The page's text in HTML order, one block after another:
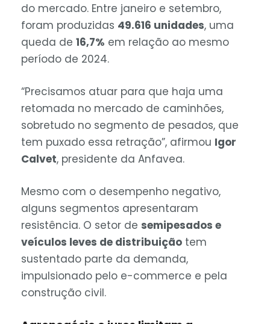
do mercado. Entre janeiro e setembro,
foram produzidas 49.616 unidades, uma
queda de 16,7% em relação ao mesmo
período de 2024.
“Precisamos atuar para que haja uma
retomada no mercado de caminhões,
sobretudo no segmento de pesados, que
tem puxado essa retração”, afirmou Igor
Calvet, presidente da Anfavea.
Mesmo com o desempenho negativo,
alguns segmentos apresentaram
resistência. O setor de semipesados e
veículos leves de distribuição tem
sustentado parte da demanda,
impulsionado pelo e-commerce e pela
construção civil.